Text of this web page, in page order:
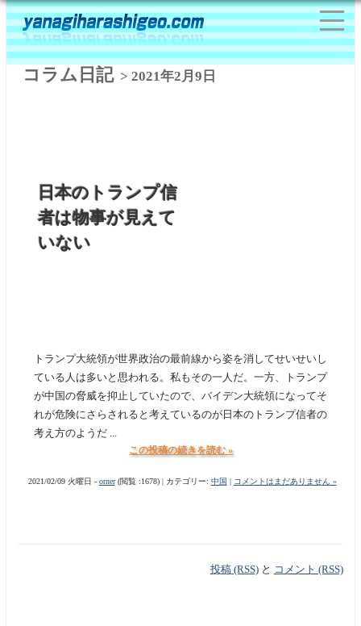
コラム日記> 2021年2月9日
日本のトランプ信
者は物事が見えて
いない
トランプ大統領が世界政治の最前線から姿を消してせいせいし
ている人は多いと思われる。私もその一人だ。一方、トランプ
が中国の脅威を抑止していたので、バイデン大統領になってそ
れが危険にさらされると考えているのが日本のトランプ信者の
考え方のようだ ...
この投稿の続きを読む »
2021/02/09 火曜日 - orner(閲覧 :1678) | カテゴリー: 中国 コメントはまだありません »
投稿 (RSS)と コメント (RSS)